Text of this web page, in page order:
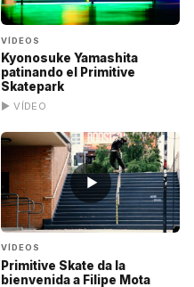
VÍDEOS
Kyonosuke Yamashita
patinando el Primitive
Skatepark
▶ VÍDEO
▶
VÍDEOS
Primitive Skate da la
bienvenida a Filipe Mota